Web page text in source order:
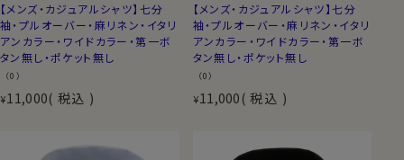
【メンズ・カジュアルシャツ】七分
袖・プルオーバー・麻リネン・イタリ
アンカラー・ワイドカラー・第一ボ
タン無し・ポケット無し
（0）
¥11,000 税込
【メンズ・カジュアルシャツ】七分
袖・プルオーバー・麻リネン・イタリ
アンカラー・ワイドカラー・第一ボ
タン無し・ポケット無し
（0）
¥11,000 税込